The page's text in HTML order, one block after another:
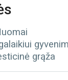
grąža